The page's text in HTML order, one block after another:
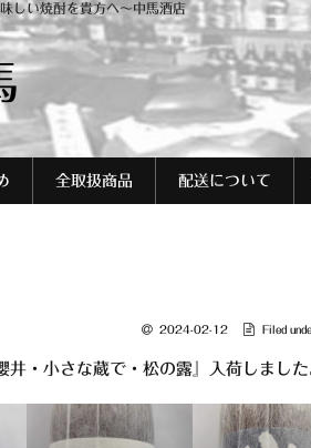
しい焼酎を貴方へ～中馬酒店
全取扱商品 配送について
2024-02-12 Filed
・小さな蔵で・松の露』入荷しました